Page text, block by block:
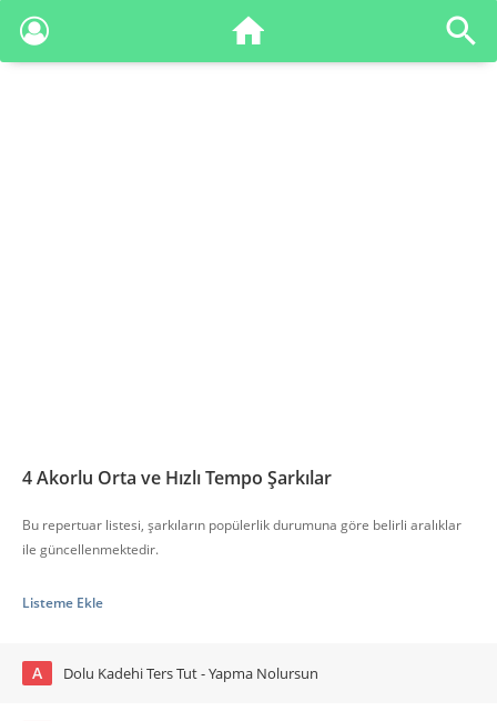
4 Akorlu Orta ve Hızlı Tempo Şarkılar
Bu repertuar listesi, şarkıların popülerlik durumuna göre belirli aralıklar
ile güncellenmektedir.
Listeme Ekle
A Dolu Kadehi Ters Tut - Yapma Nolursun